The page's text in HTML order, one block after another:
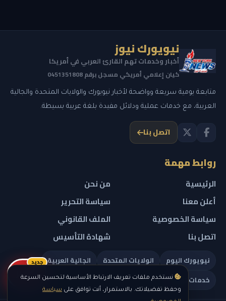
نستخدم ملفات تعريف الارتباط الأساسية لتحسين السرعة
وحفظ تفضيلاتك. بالاستمرار، أنت توافق على سياسة
نيويورك نيوز
أخبار وخدمات تهم القارئ العربي في أمريكا
كيان إعلامي أمريكي مسجل برقم 0451351808
متابعة يومية سريعة وواضحة لأخبار نيويورك والولايات المتحدة والجالية
العربية، مع خدمات عملية ودلائل مفيدة بلغة عربية بسيطة.
اتصل بنا
روابط مهمة
الرئيسية
من نحن
أعلن معنا
سياسة التحرير
سياسة الخصوصية
الملف القانوني
اتصل بنا
شهادة التأسيس
نيويورك اليوم الولايات المتحدة
الجالية العربية
خدمات تهمك
ريلز
جديد